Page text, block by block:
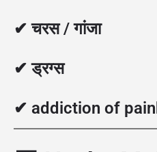
✔ चरस / गांजा
✔ ड्रग्स
✔ addiction of